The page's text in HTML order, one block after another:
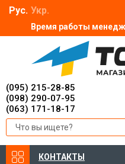
Время работы
Рус. Укр.
(095) 215-28-85
(098) 290-07-95
(063) 171-18-17
КОНТАКТЫ